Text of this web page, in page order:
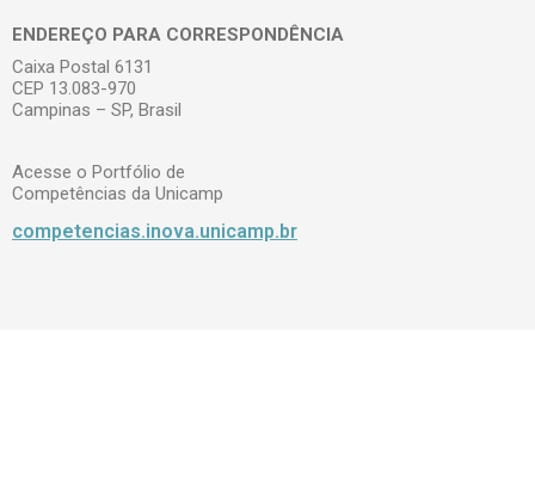
ENDEREÇO PARA CORRESPONDÊNCIA
Caixa Postal 6131
CEP 13.083-970
Campinas – SP, Brasil
Acesse o Portfólio de
Competências da Unicamp
competencias.inova.unicamp.br